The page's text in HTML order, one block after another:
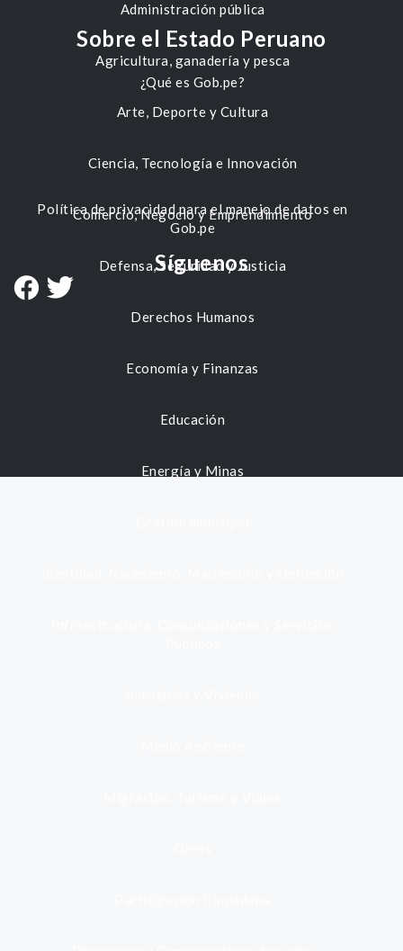
Administración pública
Agricultura, ganadería y pesca
Arte, Deporte y Cultura
Ciencia, Tecnología e Innovación
Comercio, Negocio y Emprendimiento
Defensa, Seguridad y Justicia
Derechos Humanos
Economía y Finanzas
Educación
Energía y Minas
Sobre el Estado Peruano
¿Qué es Gob.pe?
Política de privacidad para el manejo de datos en
Gob.pe
Síguenos